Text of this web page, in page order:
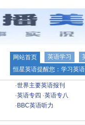
网站首页 英语学习
恒星英语提醒您：学习英
·世界主要英语报刊
·英语专四 ·英语专八
· BBC英语听力